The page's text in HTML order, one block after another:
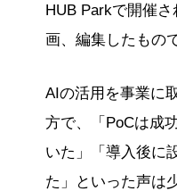
HUB Parkで開催
画、編集したもの
AIの活用を事業に
方で、「PoCは成
いた」「導入後に
た」といった声は